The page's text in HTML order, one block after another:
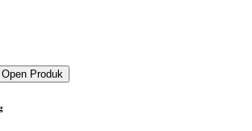
Open Produk